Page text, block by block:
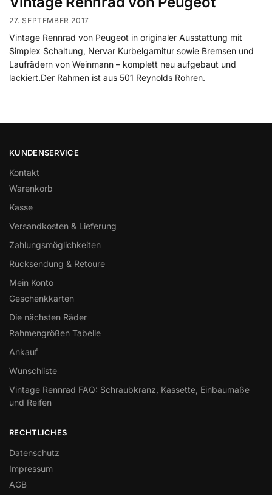
27. SEPTEMBER 2017
Vintage Rennrad von Peugeot in originaler Ausstattung mit
Simplex Schaltung, Nervar Kurbelgarnitur sowie Bremsen und
Laufrädern von Weinmann – komplett neu aufgebaut und
lackiert.Der Rahmen ist aus 501 Reynolds Rohren.
KUNDENSERVICE
Kontakt
Warenkorb
Kasse
Versandkosten & Lieferung
Zahlungsmöglichkeiten
Rücksendung & Retoure
Mein Konto
Geschenkkarten
Die nächsten Räder
Rahmengrößen Tabelle
Ankauf
Wunschliste
Vintage Rennrad FAQ: Schraubkranz, Kassette, Einbaumaße
und Reifen
RECHTLICHES
Datenschutz
Impressum
AGB